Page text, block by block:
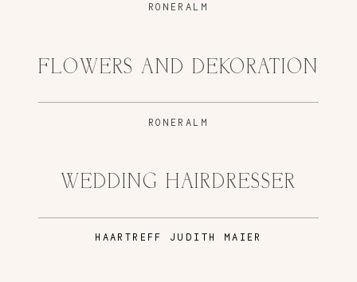
RONERALM
FLOWERS AND DEKORATION
RONERALM
WEDDING HAIRDRESSER
H AARTREFF JUDITH MAIER